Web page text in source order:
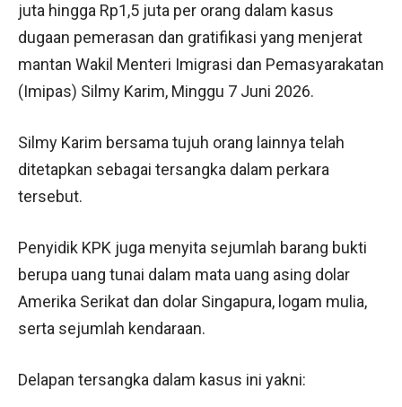
juta hingga Rp1,5 juta per orang dalam kasus
dugaan pemerasan dan gratifikasi yang menjerat
mantan Wakil Menteri Imigrasi dan Pemasyarakatan
(Imipas) Silmy Karim, Minggu 7 Juni 2026.
Silmy Karim bersama tujuh orang lainnya telah
ditetapkan sebagai tersangka dalam perkara
tersebut.
Penyidik KPK juga menyita sejumlah barang bukti
berupa uang tunai dalam mata uang asing dolar
Amerika Serikat dan dolar Singapura, logam mulia,
serta sejumlah kendaraan.
Delapan tersangka dalam kasus ini yakni: